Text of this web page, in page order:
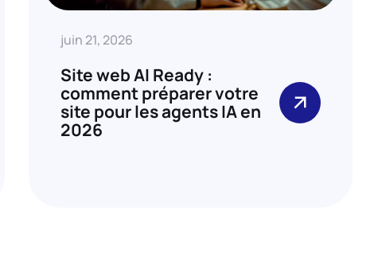
juin 21, 2026
Site web AI Ready :
comment préparer votre
site pour les agents IA en
2026